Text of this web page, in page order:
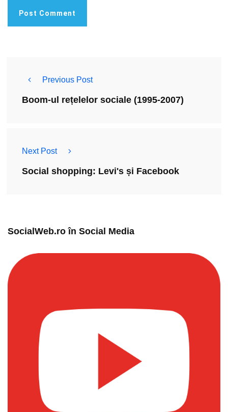
Previous Post
Boom-ul rețelelor sociale (1995-2007)
Next Post
Social shopping: Levi's și Facebook
SocialWeb.ro în Social Media​